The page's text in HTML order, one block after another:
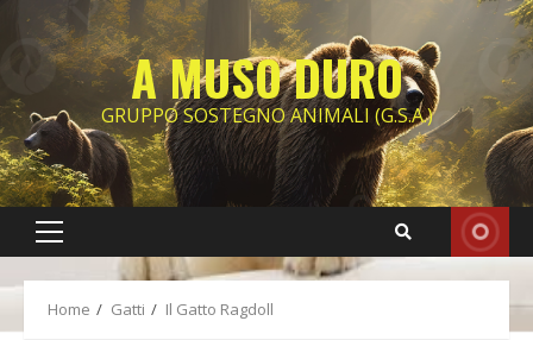
Skip
content
A MUSO DURO
GRUPPO SOSTEGNO ANIMALI (G.S.A.)
Primary
Home Gatti Il Gatto Ragdoll